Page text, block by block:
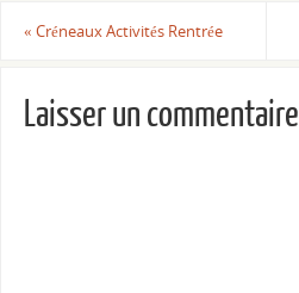
« Créneaux Activités Rentrée
Laisser un commentaire